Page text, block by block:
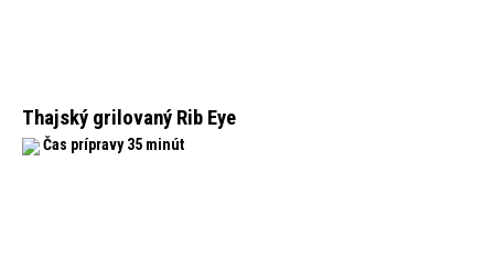
Thajský grilovaný Rib Eye
Čas prípravy 35 minút